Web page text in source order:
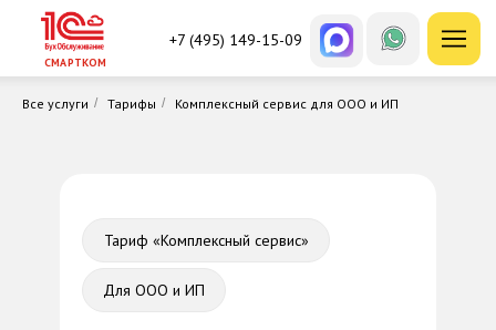
СМАРТКОМ
+7 (495) 149-15-09
Все услуги / Тарифы / Комплексный сервис для ООО и ИП
Тариф «Комплексный сервис»
Для ООО и ИП